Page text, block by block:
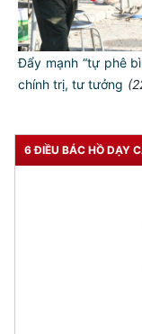
Đẩy mạnh “tự phê
chính trị, tư tưởng
6 ĐIỀU BÁC HỒ DẠY